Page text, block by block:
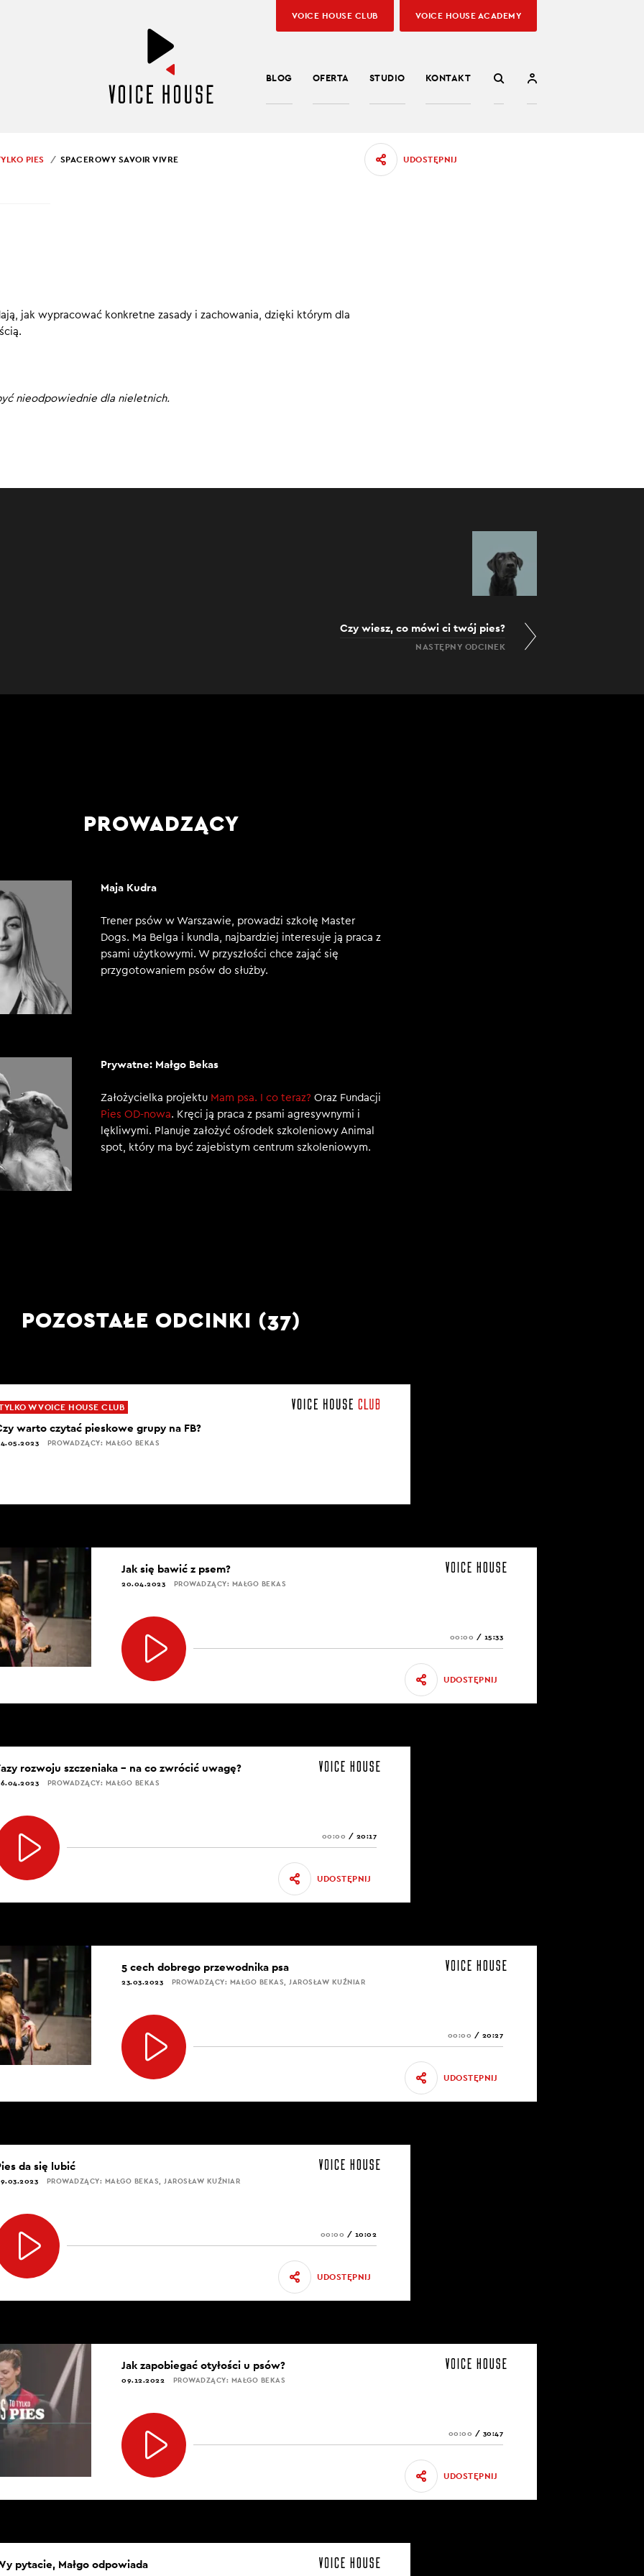
BLOG OFERTA STUDIO KONTAKT
VOICE HOUSE CLUB VOICE HOUSE ACADEMY
00:00
PIES SPACEROWY SAVOIR VIVRE UDOSTĘPNIJ
jak wypracować konkretne zasady i zachowania, dzięki którym dla
nieodpowiednie dla nieletnich.
Czy wiesz, co mówi ci twój pies?
NASTĘPNY ODCINEK
PROWADZĄCY
Maja Kudra
Trener psów w Warszawie, prowadzi szkołę Master
Dogs. Ma Belga i kundla, najbardziej interesuje ją praca z
psami użytkowymi. W przyszłości chce zająć się
przygotowaniem psów do służby.
Prywatne: Małgo Bekas
Założycielka projektu Mam psa. I co teraz? Oraz Fundacji
Pies OD-nowa. Kręci ją praca z psami agresywnymi i
lękliwymi. Planuje założyć ośrodek szkoleniowy Animal
spot, który ma być zajebistym centrum szkoleniowym.
POZOSTAŁE ODCINKI (37)
W VOICE HOUSE CLUB
warto czytać pieskowe grupy na FB?
PROWADZĄCY: MAŁGO BEKAS
Jak się bawić z psem?
20.04.2023 PROWADZĄCY: MAŁGO BEKAS
00:00 / 15:33
UDOSTĘPNIJ
rozwoju szczeniaka – na co zwrócić uwagę?
PROWADZĄCY: MAŁGO BEKAS
00:00 / 20:17
UDOSTĘPNIJ
5 cech dobrego przewodnika psa
23.03.2023 PROWADZĄCY: MAŁGO BEKAS, JAROSŁAW KUŹNIAR
00:00 / 20:27
UDOSTĘPNIJ
da się lubić
PROWADZĄCY: MAŁGO BEKAS, JAROSŁAW KUŹNIAR
00:00 / 10:02
UDOSTĘPNIJ
Jak zapobiegać otyłości u psów?
09.12.2022 PROWADZĄCY: MAŁGO BEKAS
00:00 / 30:47
UDOSTĘPNIJ
pytacie, Małgo odpowiada